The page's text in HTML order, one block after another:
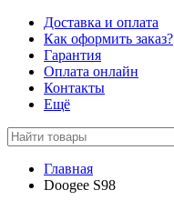
Доставка и оплата
Как оформить заказ?
Гарантия
Оплата онлайн
Контакты
Ещё
Главная
Doogee S98